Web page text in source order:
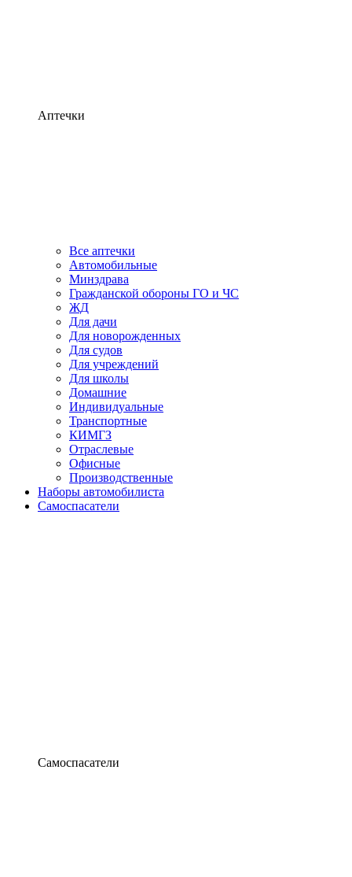
Аптечки
Все аптечки
Автомобильные
Минздрава
Гражданской обороны ГО и ЧС
ЖД
Для дачи
Для новорожденных
Для судов
Для учреждений
Для школы
Домашние
Индивидуальные
Транспортные
КИМГЗ
Отраслевые
Офисные
Производственные
Наборы автомобилиста
Самоспасатели
Самоспасатели